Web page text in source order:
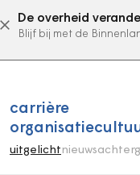
De overheid
Blijf bij met de
uitgelicht nieuws
carrière